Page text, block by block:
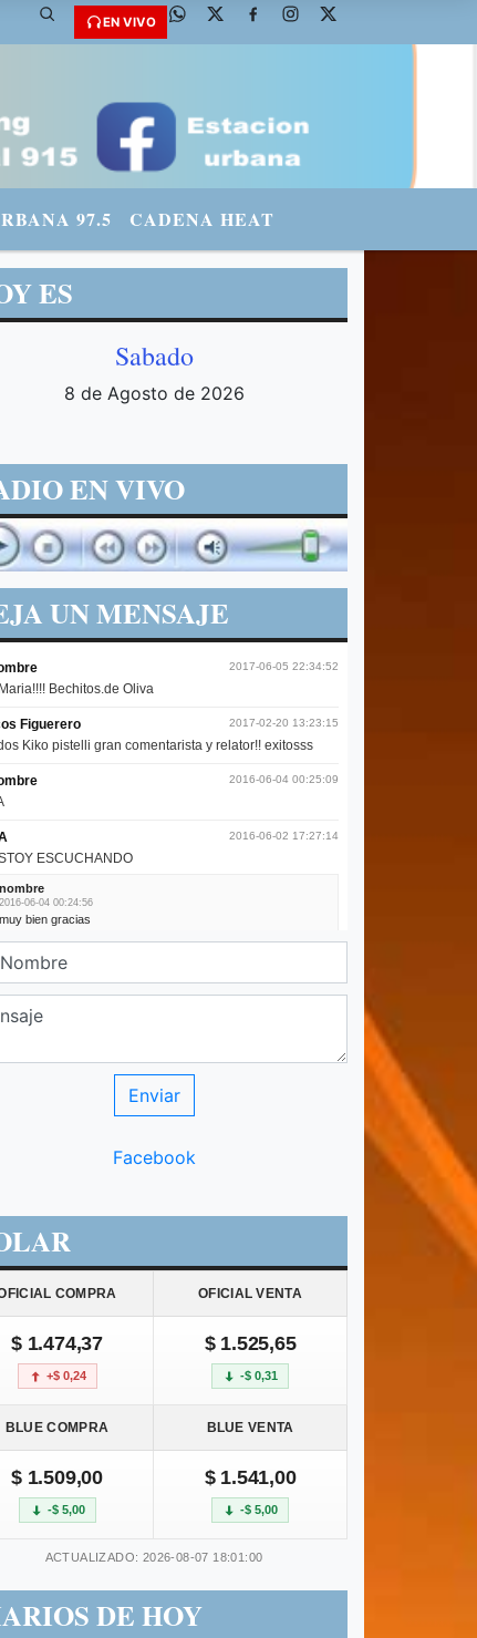
urbanario3 WHATSAPP: 3571569969
EN VIVO
97.5 CADENA HEAT
ES
Sabado
8 de Agosto de 2026
EN VIVO
UN MENSAJE
Facebook
COMPRA OFICIAL VENTA
$ 1.474,37
+$ 0,24
$ 1.525,65
-$ 0,31
BLUE COMPRA BLUE VENTA
$ 1.509,00
-$ 5,00
$ 1.541,00
-$ 5,00
ACTUALIZADO: 2026-08-07 18:01:00
DE HOY